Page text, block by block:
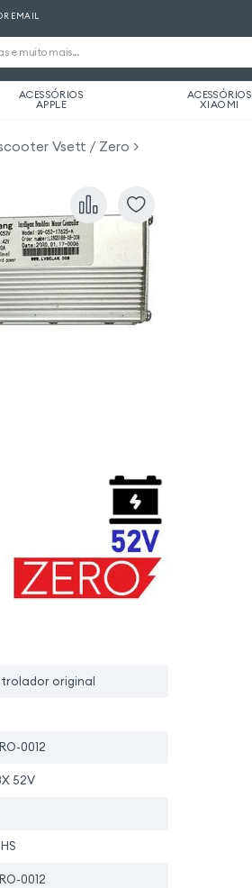
EMAIL
ACESSÓRIOS
APPLE
ACESSÓRIOS
XIAOMI
Vsett / Zero
original
0012
52V
0012